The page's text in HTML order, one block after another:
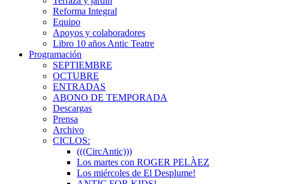
Reforma Integral
Equipo
Apoyos y colaboradores
Libro 10 años Antic Teatre
Programación
SEPTIEMBRE
OCTUBRE
ENTRADAS
ABONO DE TEMPORADA
Descargas
Prensa
Archivo
CICLOS:
(((CircAntic)))
Los martes con ROGER PELÀEZ
Los miércoles de El Desplume!